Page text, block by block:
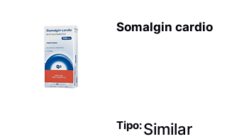
Somalgin cardio
Tipo:Similar